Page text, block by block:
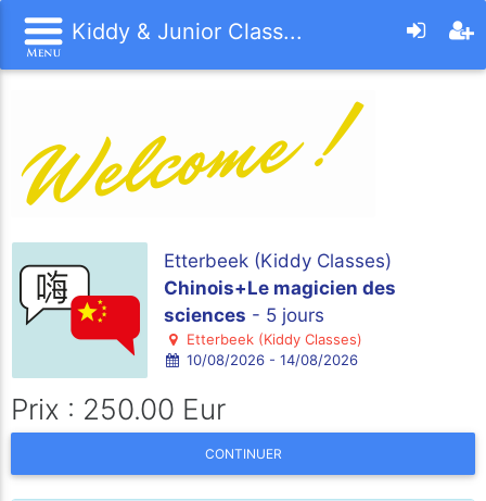
Kiddy & Junior Class...
Etterbeek (Kiddy Classes)
Chinois+Le magicien des
sciences - 5 jours
Etterbeek (Kiddy Classes)
10/08/2026 - 14/08/2026
Prix : 250.00 Eur
CONTINUER